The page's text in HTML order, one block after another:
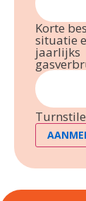
Korte
situatie
jaarlijks
Turnstile